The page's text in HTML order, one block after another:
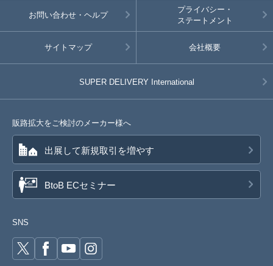
お問い合わせ・ヘルプ
プライバシー・
ステートメント
サイトマップ 会社概要
SUPER DELIVERY International
販路拡大をご検討のメーカー様へ
出展して新規取引を増やす
BtoB ECセミナー
SNS